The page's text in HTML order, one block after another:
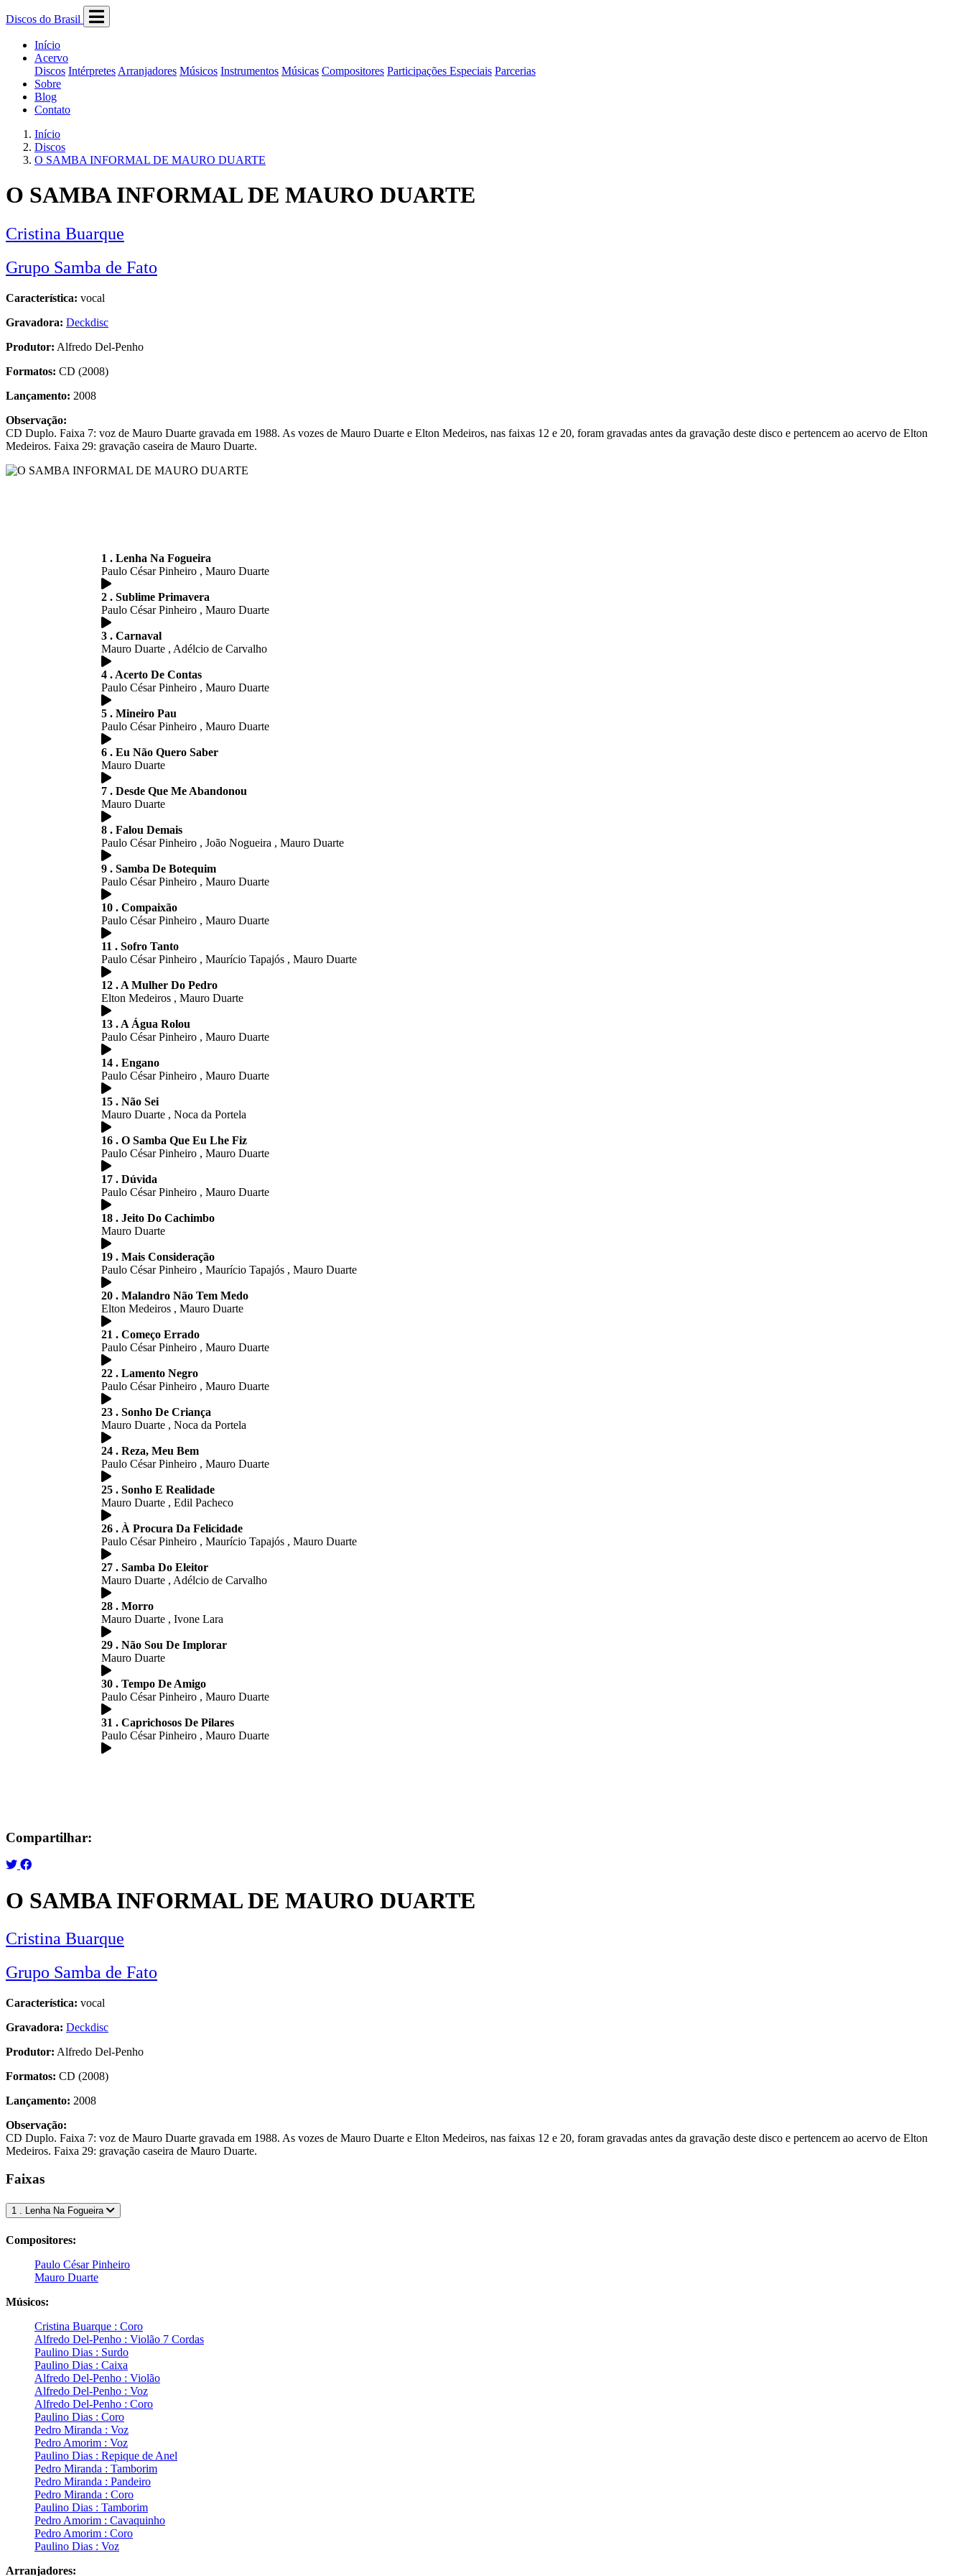
Discos do Brasil
Início
Acervo
Discos Intérpretes Arranjadores Músicos Instrumentos Músicas Compositores Participações Especiais Parcerias
Sobre
Blog
Contato
Início
Discos
O SAMBA INFORMAL DE MAURO DUARTE
O SAMBA INFORMAL DE MAURO DUARTE
Cristina Buarque
Grupo Samba de Fato
Característica: vocal
Gravadora: Deckdisc
Produtor: Alfredo Del-Penho
Formatos: CD (2008)
Lançamento: 2008
Observação:
CD Duplo. Faixa 7: voz de Mauro Duarte gravada em 1988. As vozes de Mauro Duarte e Elton Medeiros, nas faixas 12 e 20, foram gravadas antes da gravação deste disco e pertencem ao acervo de Elton
Medeiros. Faixa 29: gravação caseira de Mauro Duarte.
1 . Lenha Na Fogueira
Paulo César Pinheiro , Mauro Duarte
2 . Sublime Primavera
Paulo César Pinheiro , Mauro Duarte
3 . Carnaval
Mauro Duarte , Adélcio de Carvalho
4 . Acerto De Contas
Paulo César Pinheiro , Mauro Duarte
5 . Mineiro Pau
Paulo César Pinheiro , Mauro Duarte
6 . Eu Não Quero Saber
Mauro Duarte
7 . Desde Que Me Abandonou
Mauro Duarte
8 . Falou Demais
Paulo César Pinheiro , João Nogueira , Mauro Duarte
9 . Samba De Botequim
Paulo César Pinheiro , Mauro Duarte
10 . Compaixão
Paulo César Pinheiro , Mauro Duarte
11 . Sofro Tanto
Paulo César Pinheiro , Maurício Tapajós , Mauro Duarte
12 . A Mulher Do Pedro
Elton Medeiros , Mauro Duarte
13 . A Água Rolou
Paulo César Pinheiro , Mauro Duarte
14 . Engano
Paulo César Pinheiro , Mauro Duarte
15 . Não Sei
Mauro Duarte , Noca da Portela
16 . O Samba Que Eu Lhe Fiz
Paulo César Pinheiro , Mauro Duarte
17 . Dúvida
Paulo César Pinheiro , Mauro Duarte
18 . Jeito Do Cachimbo
Mauro Duarte
19 . Mais Consideração
Paulo César Pinheiro , Maurício Tapajós , Mauro Duarte
20 . Malandro Não Tem Medo
Elton Medeiros , Mauro Duarte
21 . Começo Errado
Paulo César Pinheiro , Mauro Duarte
22 . Lamento Negro
Paulo César Pinheiro , Mauro Duarte
23 . Sonho De Criança
Mauro Duarte , Noca da Portela
24 . Reza, Meu Bem
Paulo César Pinheiro , Mauro Duarte
25 . Sonho E Realidade
Mauro Duarte , Edil Pacheco
26 . À Procura Da Felicidade
Paulo César Pinheiro , Maurício Tapajós , Mauro Duarte
27 . Samba Do Eleitor
Mauro Duarte , Adélcio de Carvalho
28 . Morro
Mauro Duarte , Ivone Lara
29 . Não Sou De Implorar
Mauro Duarte
30 . Tempo De Amigo
Paulo César Pinheiro , Mauro Duarte
31 . Caprichosos De Pilares
Paulo César Pinheiro , Mauro Duarte
Compartilhar:
O SAMBA INFORMAL DE MAURO DUARTE
Cristina Buarque
Grupo Samba de Fato
Característica: vocal
Gravadora: Deckdisc
Produtor: Alfredo Del-Penho
Formatos: CD (2008)
Lançamento: 2008
Observação:
CD Duplo. Faixa 7: voz de Mauro Duarte gravada em 1988. As vozes de Mauro Duarte e Elton Medeiros, nas faixas 12 e 20, foram gravadas antes da gravação deste disco e pertencem ao acervo de Elton
Medeiros. Faixa 29: gravação caseira de Mauro Duarte.
Faixas
1 . Lenha Na Fogueira
Compositores:
Paulo César Pinheiro
Mauro Duarte
Músicos:
Cristina Buarque : Coro
Alfredo Del-Penho : Violão 7 Cordas
Paulino Dias : Surdo
Paulino Dias : Caixa
Alfredo Del-Penho : Violão
Alfredo Del-Penho : Voz
Alfredo Del-Penho : Coro
Paulino Dias : Coro
Pedro Miranda : Voz
Pedro Amorim : Voz
Paulino Dias : Repique de Anel
Pedro Miranda : Tamborim
Pedro Miranda : Pandeiro
Pedro Miranda : Coro
Paulino Dias : Tamborim
Pedro Amorim : Cavaquinho
Pedro Amorim : Coro
Paulino Dias : Voz
Arranjadores: